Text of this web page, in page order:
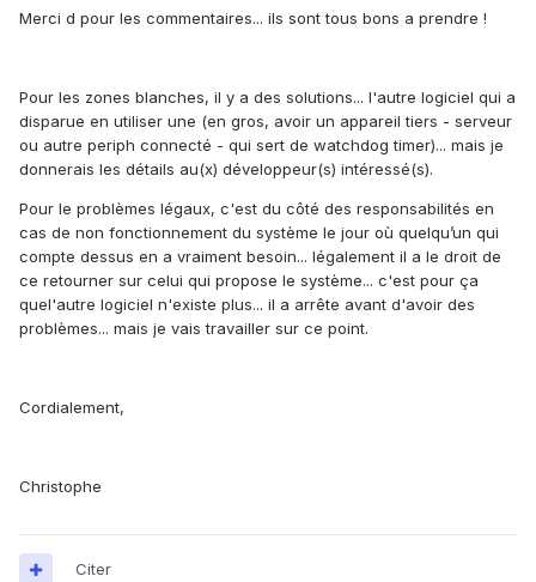
Merci d pour les commentaires... ils sont tous bons a prendre !
Pour les zones blanches, il y a des solutions... l'autre logiciel qui a
disparue en utiliser une (en gros, avoir un appareil tiers - serveur
ou autre periph connecté - qui sert de watchdog timer)... mais je
donnerais les détails au(x) développeur(s) intéressé(s).
Pour le problèmes légaux, c'est du côté des responsabilités en
cas de non fonctionnement du système le jour où quelqu’un qui
compte dessus en a vraiment besoin... légalement il a le droit de
ce retourner sur celui qui propose le système... c'est pour ça
quel'autre logiciel n'existe plus... il a arrête avant d'avoir des
problèmes... mais je vais travailler sur ce point.
Cordialement,
Christophe
Citer